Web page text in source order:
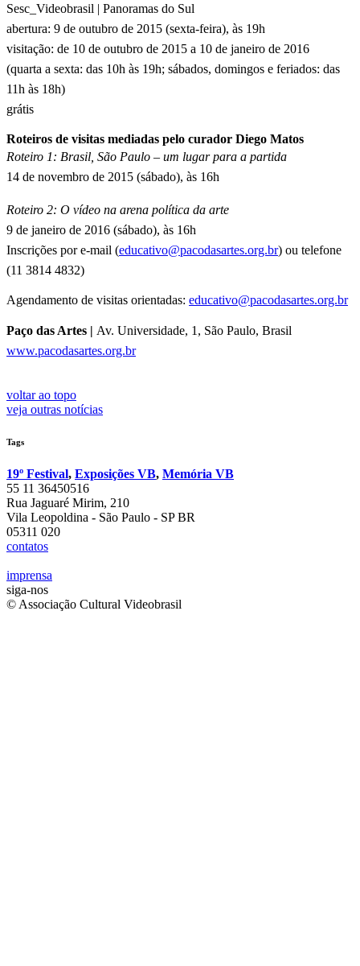
Sesc_Videobrasil | Panoramas do Sul
abertura: 9 de outubro de 2015 (sexta-feira), às 19h
visitação: de 10 de outubro de 2015 a 10 de janeiro de 2016
(quarta a sexta: das 10h às 19h; sábados, domingos e feriados: das
11h às 18h)
grátis
Roteiros de visitas mediadas pelo curador Diego Matos
Roteiro 1: Brasil, São Paulo – um lugar para a partida
14 de novembro de 2015 (sábado), às 16h
Roteiro 2: O vídeo na arena política da arte
9 de janeiro de 2016 (sábado), às 16h
Inscrições por e-mail (educativo@pacodasartes.org.br) ou telefone
(11 3814 4832)
Agendamento de visitas orientadas: educativo@pacodasartes.org.br
Paço das Artes | Av. Universidade, 1, São Paulo, Brasil
www.pacodasartes.org.br
voltar ao topo
veja outras notícias
Tags
19º Festival, Exposições VB, Memória VB
55 11 36450516
Rua Jaguaré Mirim, 210
Vila Leopoldina - São Paulo - SP BR
05311 020
contatos
imprensa
siga-nos
© Associação Cultural Videobrasil